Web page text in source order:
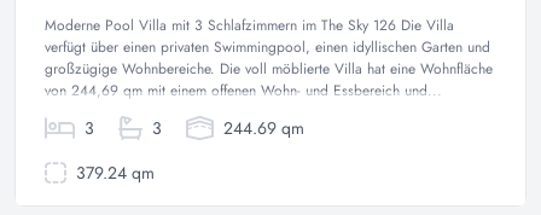
Moderne Pool Villa mit 3 Schlafzimmern im The Sky 126 Die Villa
verfügt über einen privaten Swimmingpool, einen idyllischen Garten und
großzügige Wohnbereiche. Die voll möblierte Villa hat eine Wohnfläche
von 244,69 qm mit einem offenen Wohn- und Essbereich und...
3 3
244.69 qm
379.24 qm